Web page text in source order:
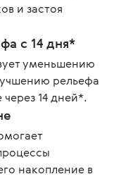
и застоя
с 14 дня*
уменьшению
рельефа
14 дней*.
накопление в